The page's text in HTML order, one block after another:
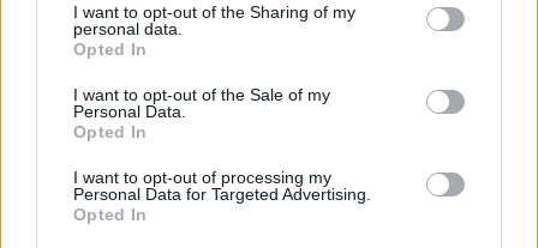
I want to opt-out of the Sharing of my
personal data.
Opted In
I want to opt-out of the Sale of my
Personal Data.
Opted In
I want to opt-out of processing my
Personal Data for Targeted Advertising.
Opted In